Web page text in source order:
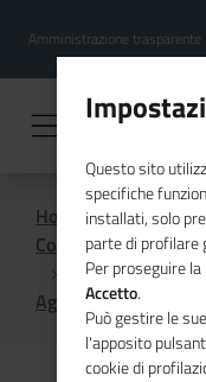
contenuto
Menu
hamburgher
Amministrazione trasparente
Home
Comunicazione
Agenda
Questo sito
specifiche
installati, solo
parte di profilare
Per proseguire
Accetto.
Può gestire le
l'apposito
cookie di